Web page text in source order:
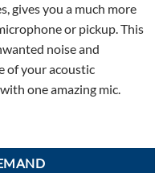
gives you a much more
or pickup. This
noise and
of your acoustic
one amazing mic.